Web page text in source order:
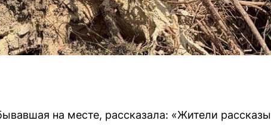
на месте, рассказала: «Жители